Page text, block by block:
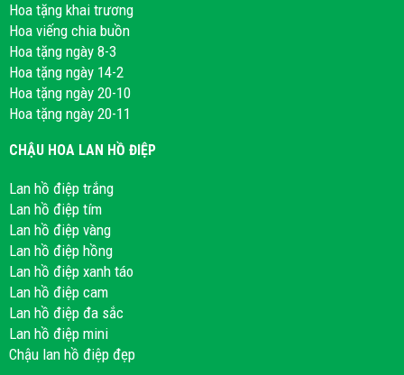
Hoa tặng khai trương
Hoa viếng chia buồn
Hoa tặng ngày 8-3
Hoa tặng ngày 14-2
Hoa tặng ngày 20-10
Hoa tặng ngày 20-11
CHẬU HOA LAN HỒ ĐIỆP
Lan hồ điệp trắng
Lan hồ điệp tím
Lan hồ điệp vàng
Lan hồ điệp hồng
Lan hồ điệp xanh táo
Lan hồ điệp cam
Lan hồ điệp đa sắc
Lan hồ điệp mini
Chậu lan hồ điệp đẹp